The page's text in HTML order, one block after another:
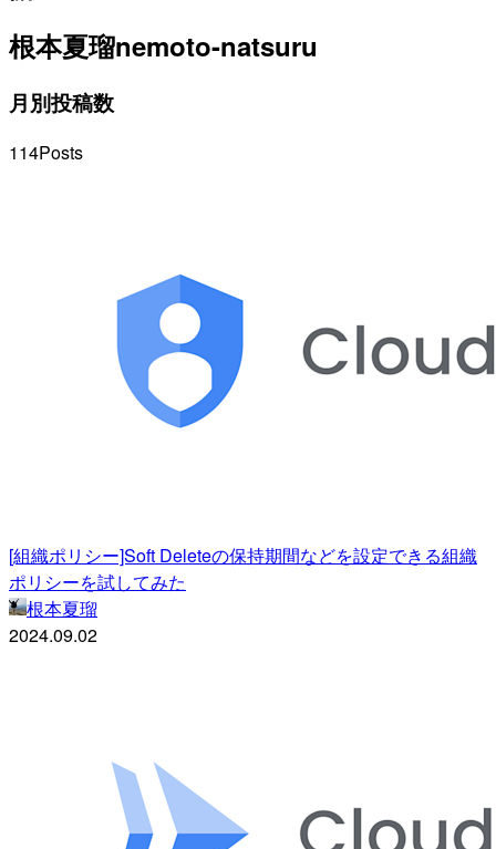
根本夏瑠nemoto-natsuru
月別投稿数
114Posts
[組織ポリシー]Soft Deleteの保持期間などを設定できる組織
ポリシーを試してみた
根本夏瑠
2024.09.02